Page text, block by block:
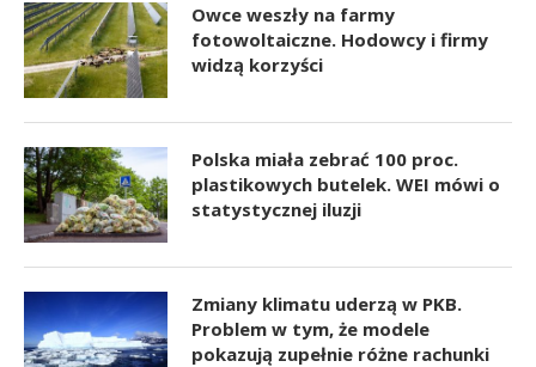
Owce weszły na farmy
fotowoltaiczne. Hodowcy i firmy
widzą korzyści
Polska miała zebrać 100 proc.
plastikowych butelek. WEI mówi o
statystycznej iluzji
Zmiany klimatu uderzą w PKB.
Problem w tym, że modele
pokazują zupełnie różne rachunki